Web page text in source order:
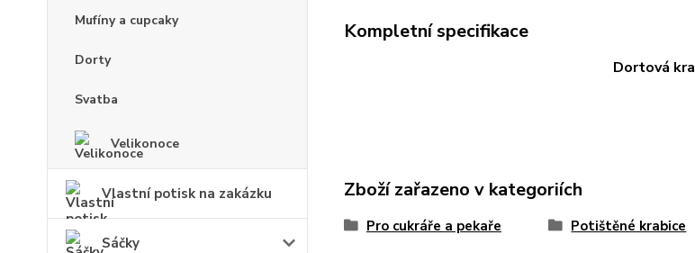
Mufíny a cupcaky
Dorty
Svatba
Velikonoce
Vlastní potisk na zakázku
Sáčky
Kompletní specifikace
Dortová
Zboží zařazeno v kategoriích
Pro cukráře a pekaře Potištěné krabice